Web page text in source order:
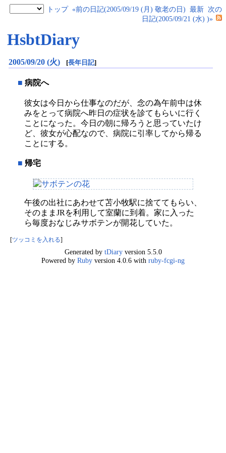
トップ «前の日記(2005/09/19 (月) 敬老の日) 最新 次の
日記(2005/09/21 (水) )»
HsbtDiary
2005/09/20 (火) [長年日記]
■ 病院へ
彼女は今日から仕事なのだが、念の為午前中は休
みをとって病院へ昨日の症状を診てもらいに行く
ことになった。今日の朝に帰ろうと思っていたけ
ど、彼女が心配なので、病院に引率してから帰る
ことにする。
■ 帰宅
午後の出社にあわせて苫小牧駅に捨ててもらい、
そのままJRを利用して室蘭に到着。家に入った
ら毎度おなじみサボテンが開花していた。
ツッコミを入れる
Generated by tDiaryversion 5.5.0
Powered by Ruby version 4.0.6 with ruby-fcgi-ng